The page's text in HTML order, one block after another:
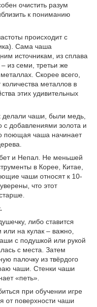
очистить разум
к пониманию
происходит с
Сама чаша
источникам, из сплава
из семи, третьи же
Скорее всего,
металлов в
этих удивительных
чаши, были медь,
с добавлениями золота и
поющая чаша начинает
и Непал. Не меньшей
в Корее, Китае,
чаши относят к 10-
что этот
либо ставится
на кулак – важно,
с подушкой или рукой
с места. Затем
палочку из твёрдого
чаши. Стенки чаши
«петь».
при обучении игре
от поверхности чаши